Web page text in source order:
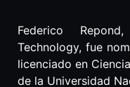
Federico
Technology, fue
licenciado en
de la Universidad